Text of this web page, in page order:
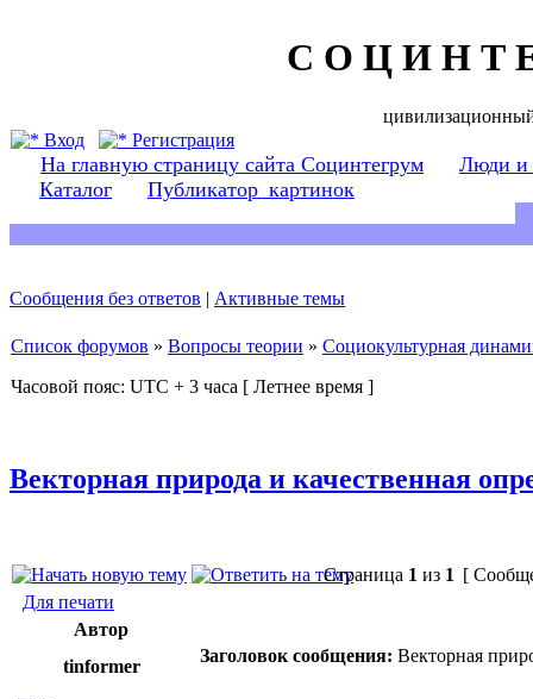
С О Ц И Н Т
Вход
Регистрация
На главную страницу сайта Социнтегрум
Люди и
Каталог
Публикатор_картинок
Сообщения без ответов | Активные темы
Список форумов » Вопросы теории » Социокультурная
Часовой пояс: UTC + 3 часа [ Летнее время ]
Векторная природа и качественная
Страница 1 из 1 [
Для печати
Автор
tinformer
Заголовок сообщения: Векторная